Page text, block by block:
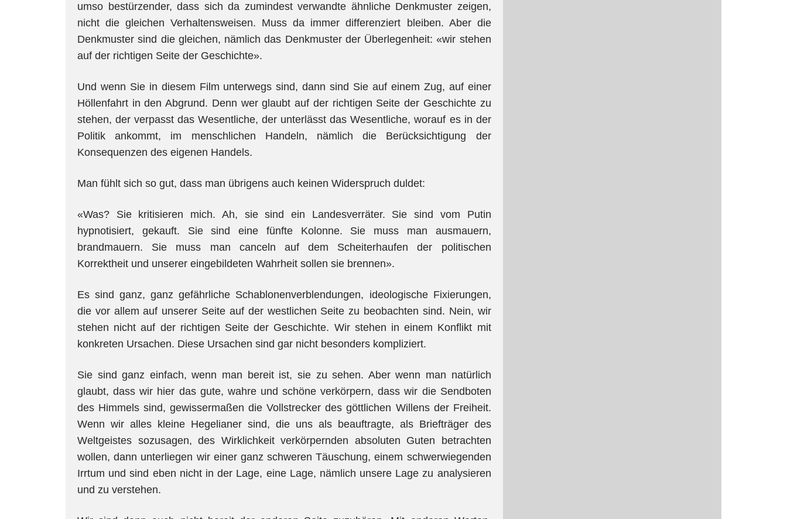
umso bestürzender, dass sich da zumindest verwandte ähnliche Denkmuster zeigen,
nicht die gleichen Verhaltensweisen. Muss da immer differenziert bleiben. Aber die
Denkmuster sind die gleichen, nämlich das Denkmuster der Überlegenheit: «wir stehen
auf der richtigen Seite der Geschichte».
Und wenn Sie in diesem Film unterwegs sind, dann sind Sie auf einem Zug, auf einer
Höllenfahrt in den Abgrund. Denn wer glaubt auf der richtigen Seite der Geschichte zu
stehen, der verpasst das Wesentliche, der unterlässt das Wesentliche, worauf es in der
Politik ankommt, im menschlichen Handeln, nämlich die Berücksichtigung der
Konsequenzen des eigenen Handels.
Man fühlt sich so gut, dass man übrigens auch keinen Widerspruch duldet:
«Was? Sie kritisieren mich. Ah, sie sind ein Landesverräter. Sie sind vom Putin
hypnotisiert, gekauft. Sie sind eine fünfte Kolonne. Sie muss man ausmauern,
brandmauern. Sie muss man canceln auf dem Scheiterhaufen der politischen
Korrektheit und unserer eingebildeten Wahrheit sollen sie brennen».
Es sind ganz, ganz gefährliche Schablonenverblendungen, ideologische Fixierungen,
die vor allem auf unserer Seite auf der westlichen Seite zu beobachten sind. Nein, wir
stehen nicht auf der richtigen Seite der Geschichte. Wir stehen in einem Konflikt mit
konkreten Ursachen. Diese Ursachen sind gar nicht besonders kompliziert.
Sie sind ganz einfach, wenn man bereit ist, sie zu sehen. Aber wenn man natürlich
glaubt, dass wir hier das gute, wahre und schöne verkörpern, dass wir die Sendboten
des Himmels sind, gewissermaßen die Vollstrecker des göttlichen Willens der Freiheit.
Wenn wir alles kleine Hegelianer sind, die uns als beauftragte, als Briefträger des
Weltgeistes sozusagen, des Wirklichkeit verkörpernden absoluten Guten betrachten
wollen, dann unterliegen wir einer ganz schweren Täuschung, einem schwerwiegenden
Irrtum und sind eben nicht in der Lage, eine Lage, nämlich unsere Lage zu analysieren
und zu verstehen.